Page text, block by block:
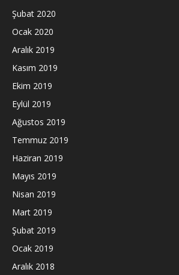
Şubat 2020
Ocak 2020
Aralık 2019
Kasım 2019
Ekim 2019
Eylül 2019
Ağustos 2019
Temmuz 2019
Haziran 2019
Mayıs 2019
Nisan 2019
Mart 2019
Şubat 2019
Ocak 2019
Aralık 2018